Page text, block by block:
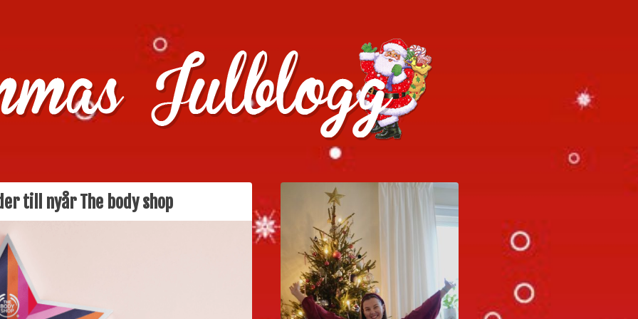
julklappstips, julkalendrar, adventskalendrar , julpyssel och julrecept!
till nyår The body shop